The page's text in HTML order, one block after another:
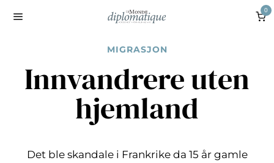
0
MIGRASJON
Innvandrere uten
hjemland
Det ble skandale i Frankrike da 15 år gamle